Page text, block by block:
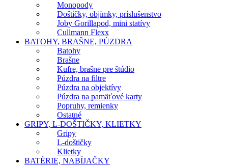
Monopody
Doštičky, objímky, príslušenstvo
Joby Gorillapod, mini statívy
Cullmann Flexx
BATOHY, BRAŠNE, PÚZDRA
Batohy
Brašne
Kufre, brašne pre štúdio
Púzdra na filtre
Púzdra na objektívy
Púzdra na pamäťové karty
Popruhy, remienky
Ostatné
GRIPY, L-DOŠTIČKY, KLIETKY
Gripy
L-doštičky
Klietky
BATÉRIE, NABÍJAČKY